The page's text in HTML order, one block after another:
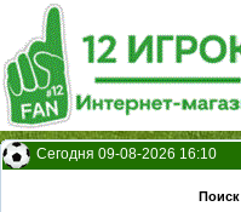
Сегодня 09-08-2026 16:10
Поиск